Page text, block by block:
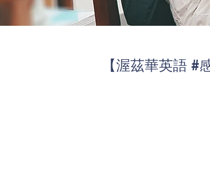
【渥茲華英語